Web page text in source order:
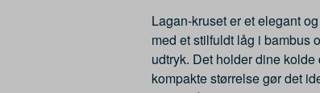
Lagan-kruset er et elegant
med et stilfuldt låg i bambus
udtryk. Det holder dine
kompakte størrelse gør det